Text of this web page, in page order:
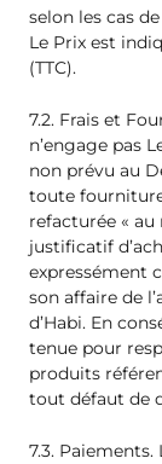
selon les cas
Le Prix est
(TTC).
7.2. Frais et
n’engage pas
non prévu au
toute
refacturée « au
justificatif
expressément
son affaire de
d’Habi. En
tenue pour
produits
tout défaut de
7.3.